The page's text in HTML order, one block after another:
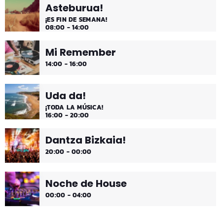
Asteburua!
¡ES FIN DE SEMANA!
08:00 - 14:00
Mi Remember
14:00 - 16:00
Uda da!
¡TODA LA MÚSICA!
16:00 - 20:00
Dantza Bizkaia!
20:00 - 00:00
Noche de House
00:00 - 04:00